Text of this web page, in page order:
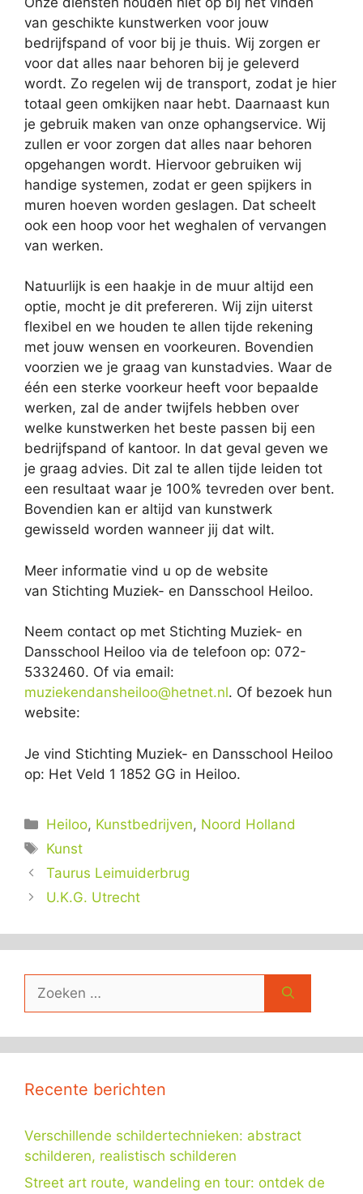
van geschikte kunstwerken voor jouw
bedrijfspand of voor bij je thuis. Wij zorgen er
voor dat alles naar behoren bij je geleverd
wordt. Zo regelen wij de transport, zodat je hier
totaal geen omkijken naar hebt. Daarnaast kun
je gebruik maken van onze ophangservice. Wij
zullen er voor zorgen dat alles naar behoren
opgehangen wordt. Hiervoor gebruiken wij
handige systemen, zodat er geen spijkers in
muren hoeven worden geslagen. Dat scheelt
ook een hoop voor het weghalen of vervangen
van werken.
Natuurlijk is een haakje in de muur altijd een
optie, mocht je dit prefereren. Wij zijn uiterst
flexibel en we houden te allen tijde rekening
met jouw wensen en voorkeuren. Bovendien
voorzien we je graag van kunstadvies. Waar de
één een sterke voorkeur heeft voor bepaalde
werken, zal de ander twijfels hebben over
welke kunstwerken het beste passen bij een
bedrijfspand of kantoor. In dat geval geven we
je graag advies. Dit zal te allen tijde leiden tot
een resultaat waar je 100% tevreden over bent.
Bovendien kan er altijd van kunstwerk
gewisseld worden wanneer jij dat wilt.
Meer informatie vind u op de website
van Stichting Muziek- en Dansschool Heiloo.
Neem contact op met Stichting Muziek- en
Dansschool Heiloo via de telefoon op: 072-
5332460. Of via email:
muziekendansheiloo@hetnet.nl. Of bezoek hun
website:
Je vind Stichting Muziek- en Dansschool Heiloo
op: Het Veld 1 1852 GG in Heiloo.
Categorieën
Heiloo, Kunstbedrijven, Noord Holland
Tags
Kunst
Taurus Leimuiderbrug
U.K.G. Utrecht
naar:
Recente berichten
Verschillende schildertechnieken: abstract
schilderen, realistisch schilderen
Street art route, wandeling en tour: ontdek de